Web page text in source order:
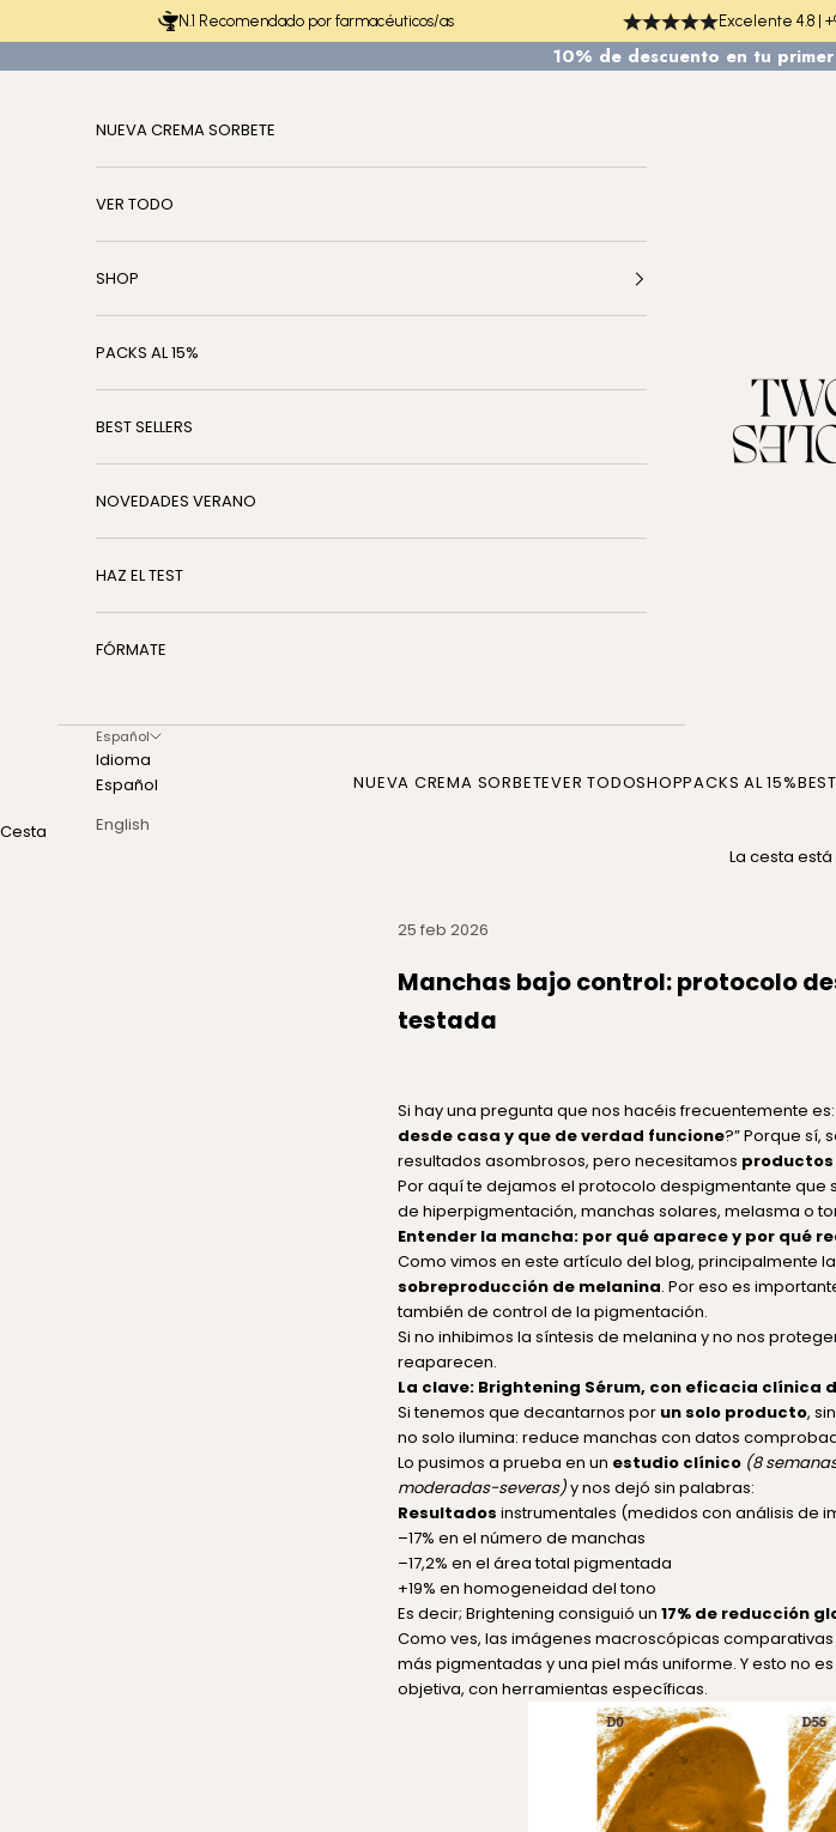
N.1 Recomendado por farmacéuticos/as Excelente 4.8 |
10% de descuento en tu
TWO POLES
NUEVA CREMA SORBETEVER TODOSHOPPACKS AL 15%
NUEVA CREMA SORBETE
VER TODO
SHOP
PACKS AL 15%
BEST SELLERS
NOVEDADES VERANO
HAZ EL TEST
FÓRMATE
Español
Idioma
Español
English
Cesta
La cesta
25 feb 2026
Manchas bajo control: protocolo
testada
Si hay una pregunta que nos hacéis frecuentemente
desde casa y que de verdad funcione?” Porque sí,
resultados asombrosos, pero necesitamos
Por aquí te dejamos el protocolo despigmentante
de hiperpigmentación, manchas solares, melasma o
Entender la mancha: por qué aparece y por qué
Como vimos en este artículo del blog, principalmente
sobreproducción de melanina. Por eso es
también de control de la pigmentación.
Si no inhibimos la síntesis de melanina y no nos
reaparecen.
La clave: Brightening Sérum, con eficacia clínica
Si tenemos que decantarnos por un solo producto,
no solo ilumina: reduce manchas con datos
Lo pusimos a prueba en un estudio clínico (8
moderadas-severas)y nos dejó sin palabras:
Resultados instrumentales (medidos con análisis de
–17% en el número de manchas
–17,2% en el área total pigmentada
+19% en homogeneidad del tono
Es decir; Brightening consiguió un 17% de reducción
Como ves, las imágenes macroscópicas
más pigmentadas y una piel más uniforme. Y esto no
objetiva, con herramientas específicas.